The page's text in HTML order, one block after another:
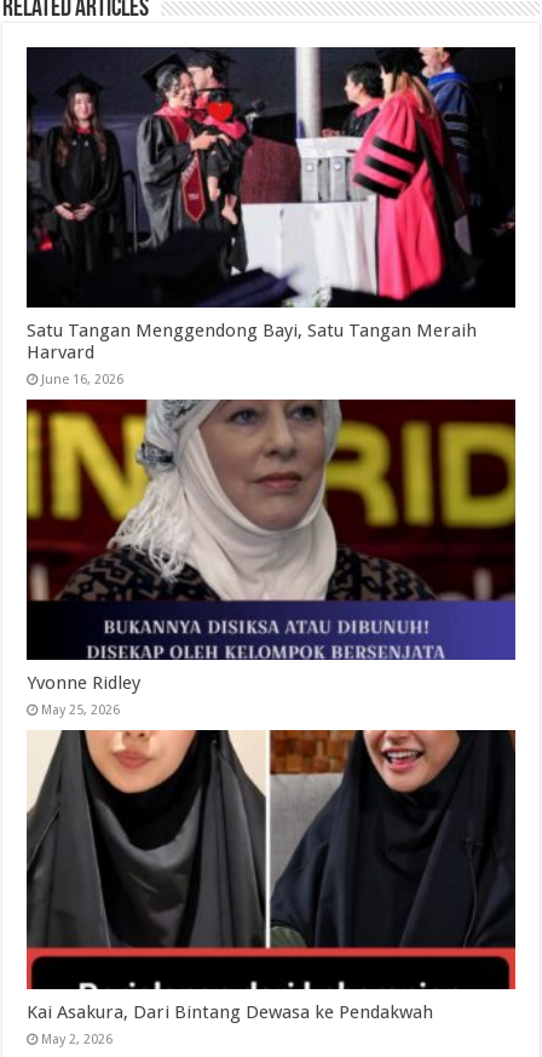
Related Articles
Satu Tangan Menggendong Bayi, Satu Tangan Meraih
Harvard
June 16, 2026
Yvonne Ridley
May 25, 2026
Kai Asakura, Dari Bintang Dewasa ke Pendakwah
May 2, 2026